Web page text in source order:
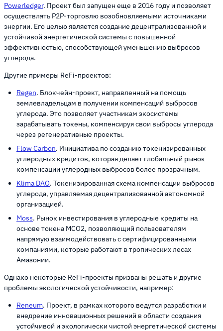
Powerledger. Проект был запущен еще в 2016 году и позволяет
осуществлять P2P-торговлю возобновляемыми источниками
энергии. Его целью является создание децентрализованной и
устойчивой энергетической системы с повышенной
эффективностью, способствующей уменьшению выбросов
углерода.
Другие примеры ReFi-проектов:
Regen. Блокчейн-проект, направленный на помощь
землевладельцам в получении компенсаций выбросов
углерода. Это позволяет участникам экосистемы
зарабатывать токены, компенсируя свои выбросы углерода
через регенеративные проекты.
Flow Carbon. Инициатива по созданию токенизированных
углеродных кредитов, которая делает глобальный рынок
компенсации углеродных выбросов более прозрачным.
Klima DAO. Токенизированная схема компенсации выбросов
углерода, управляемая децентрализованной автономной
организацией.
Moss. Рынок инвестирования в углеродные кредиты на
основе токена MCO2, позволяющий пользователям
напрямую взаимодействовать с сертифицированными
компаниями, которые работают в тропических лесах
Амазонии.
Однако некоторые ReFi-проекты призваны решать и другие
проблемы экологической устойчивости, например:
Reneum. Проект, в рамках которого ведутся разработки и
внедрение инновационных решений в области создания
устойчивой и экологически чистой энергетической системы